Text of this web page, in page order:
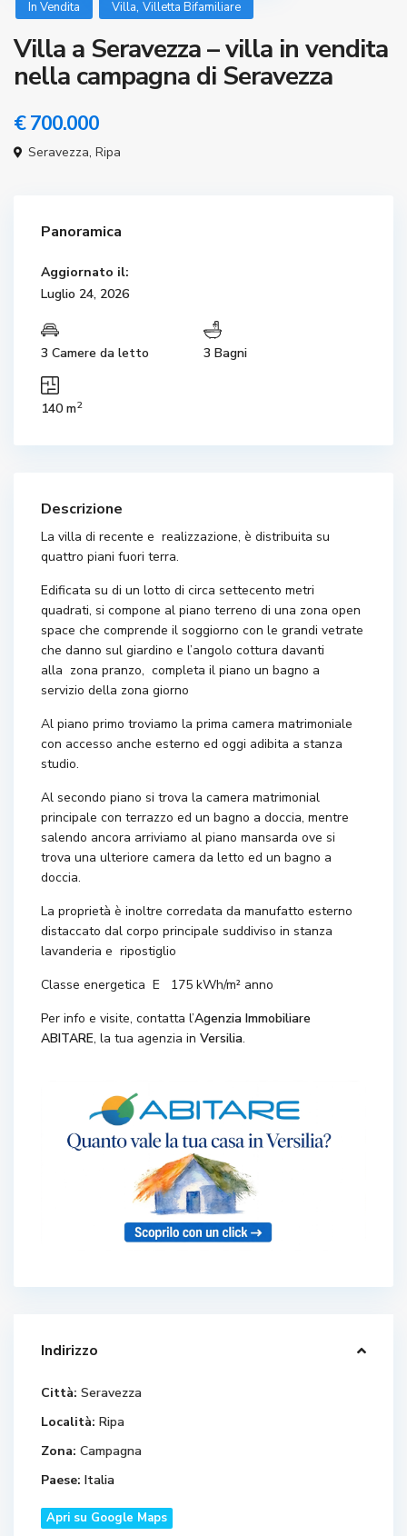
In Vendita Villa,Villetta Bifamiliare
Villa a Seravezza – villa in vendita
nella campagna di Seravezza
€ 700.000
Seravezza,Ripa
Panoramica
Aggiornato il:
Luglio 24, 2026
3 Camere da letto 3 Bagni
140 m2
Descrizione
La villa di recente e realizzazione, è distribuita su
quattro piani fuori terra.
Edificata su di un lotto di circa settecento metri
quadrati, si compone al piano terreno di una zona open
space che comprende il soggiorno con le grandi vetrate
che danno sul giardino e l’angolo cottura davanti
alla zona pranzo, completa il piano un bagno a
servizio della zona giorno
Al piano primo troviamo la prima camera matrimoniale
con accesso anche esterno ed oggi adibita a stanza
studio.
Al secondo piano si trova la camera matrimonial
principale con terrazzo ed un bagno a doccia, mentre
salendo ancora arriviamo al piano mansarda ove si
trova una ulteriore camera da letto ed un bagno a
doccia.
La proprietà è inoltre corredata da manufatto esterno
distaccato dal corpo principale suddiviso in stanza
lavanderia e ripostiglio
Classe energetica E 175 kWh/m² anno
Per info e visite, contatta l’Agenzia Immobiliare
ABITARE, la tua agenzia inVersilia.
Indirizzo
Città: Seravezza
Località: Ripa
Zona: Campagna
Paese: Italia
Apri su Google Maps